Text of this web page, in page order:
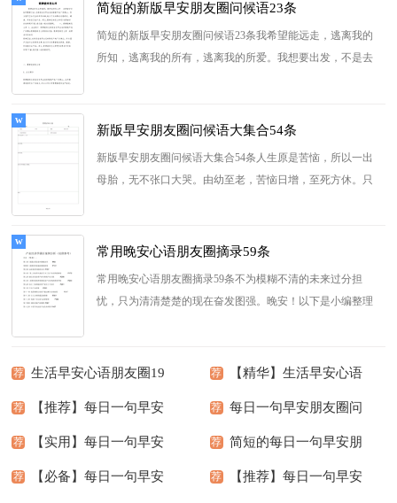
简短的新版早安朋友圈问候语23条
简短的新版早安朋友圈问候语23条我希望能远走，逃离我的
所知，逃离我的所有，逃离我的所爱。我想要出发，不是去
新版早安朋友圈问候语大集合54条
新版早安朋友圈问候语大集合54条人生原是苦恼，所以一出
母胎，无不张口大哭。由幼至老，苦恼日增，至死方休。只
常用晚安心语朋友圈摘录59条
常用晚安心语朋友圈摘录59条不为模糊不清的未来过分担
忧，只为清清楚楚的现在奋发图强。晚安！以下是小编整理
荐 生活早安心语朋友圈19
句
荐 【精华】生活早安心语
朋友圈22句
荐 【推荐】每日一句早安
朋友圈问候语摘录38句
荐 每日一句早安朋友圈问
候语合集43句
荐 【实用】每日一句早安
朋友圈问候语19句
荐 简短的每日一句早安朋
友圈问候语17句
荐 【必备】每日一句早安 荐 【推荐】每日一句早安